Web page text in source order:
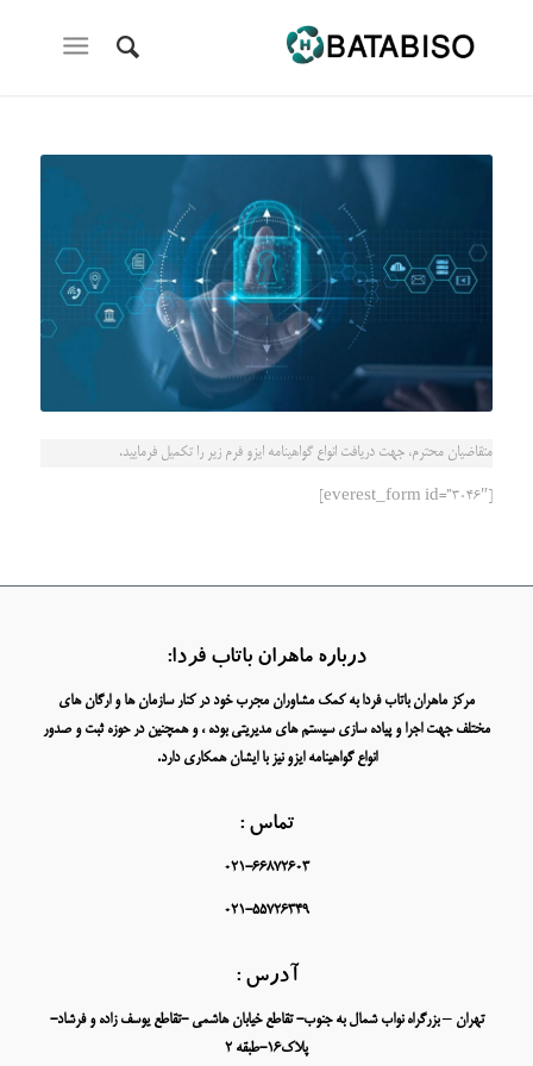
متقاضیان محترم، جهت دریافت انواع گواهینامه ایزو فرم زیر را تکمیل فرمایید.
[everest_form id=”3046″]
درباره ماهران باتاب فردا:
مرکز ماهران باتاب فردا به کمک مشاوران مجرب خود در کنار سازمان ها و ارگان های
مختلف جهت اجرا و پیاده سازی سیستم های مدیریتی بوده ، و همچنین در حوزه ثبت و صدور
انواع گواهینامه ایزو نیز با ایشان همکاری دارد.
تماس :
021-66872603
021-55726349
آدرس :
تهران – بزرگراه نواب شمال به جنوب- تقاطع خیابان هاشمی -تقاطع یوسف زاده و فرشاد-
پلاک16-طبقه 2